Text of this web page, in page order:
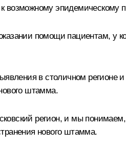
возможному эпидемическому
помощи пациентам, у
в столичном регионе и
штамма.
регион, и мы понимаем,
нового штамма.